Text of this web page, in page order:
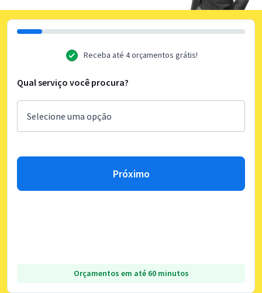
Receba até 4 orçamentos grátis!
Qual serviço você procura?
Próximo
Orçamentos em até 60 minutos